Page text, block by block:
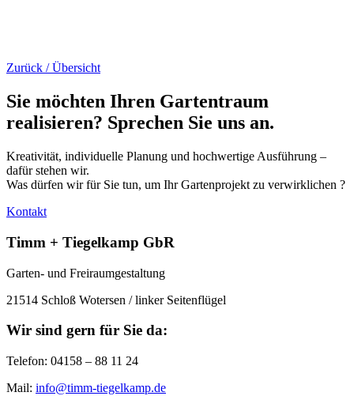
Zurück / Übersicht
Sie möchten Ihren Gartentraum
realisieren? Sprechen Sie uns an.
Kreativität, individuelle Planung und hochwertige Ausführung –
dafür stehen wir.
Was dürfen wir für Sie tun, um Ihr Gartenprojekt zu verwirklichen ?
Kontakt
Timm + Tiegelkamp GbR
Garten- und Freiraumgestaltung
21514 Schloß Wotersen / linker Seitenflügel
Wir sind gern für Sie da:
Telefon: 04158 – 88 11 24
Mail: info@timm-tiegelkamp.de